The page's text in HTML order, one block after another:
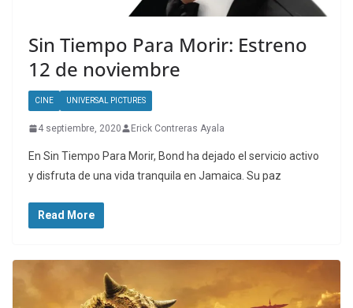
Sin Tiempo Para Morir: Estreno
12 de noviembre
CINE UNIVERSAL PICTURES
4 septiembre, 2020 Erick Contreras Ayala
En Sin Tiempo Para Morir, Bond ha dejado el servicio activo
y disfruta de una vida tranquila en Jamaica. Su paz
Read More